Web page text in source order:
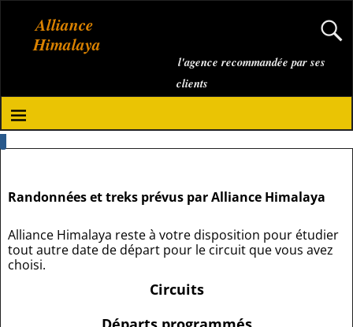
Alliance
Himalaya
l'agence recommandée par ses
clients
Randonnées et treks prévus par Alliance Himalaya
Alliance Himalaya reste à votre disposition pour étudier
tout autre date de départ pour le circuit que vous avez
choisi.
Circuits